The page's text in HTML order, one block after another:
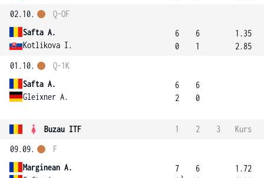
02.10.
Safta A.
Kotlikova I.
Q-OF
6
0
6
1
1.35
2.85
01.10.
Safta A.
Gleixner A.
Q-1K
6
2
6
0
Buzau ITF 1 2 3
Kurs
09.09.
Marginean A.
F
7
6
1.72